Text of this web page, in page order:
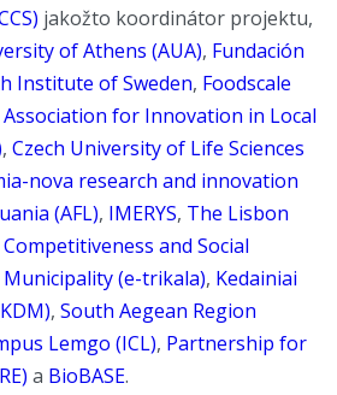
jakožto koordinátor projektu,
of Athens (AUA), Fundación
Institute of Sweden, Foodscale
for Innovation in Local
, Czech University of Life Sciences
nova research and innovation
(AFL), IMERYS, The Lisbon
and Social
(e-trikala), Kedainiai
, South Aegean Region
Lemgo (ICL), Partnership for
a BioBASE.